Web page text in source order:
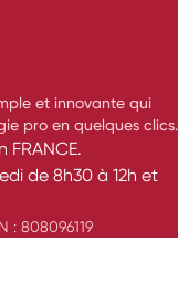
et innovante qui
pro en quelques clics.
FRANCE.
de 8h30 à 12h et
: 808096119